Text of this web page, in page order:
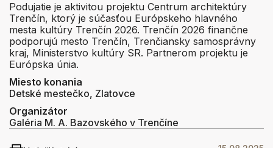
Podujatie je aktivitou projektu Centrum architektúry
Trenčín, ktorý je súčasťou Európskeho hlavného
mesta kultúry Trenčín 2026. Trenčín 2026 finančne
podporujú mesto Trenčín, Trenčiansky samosprávny
kraj, Ministerstvo kultúry SR. Partnerom projektu je
Európska únia.
Miesto konania
Detské mestečko, Zlatovce
Organizátor
Galéria M. A. Bazovského v Trenčíne